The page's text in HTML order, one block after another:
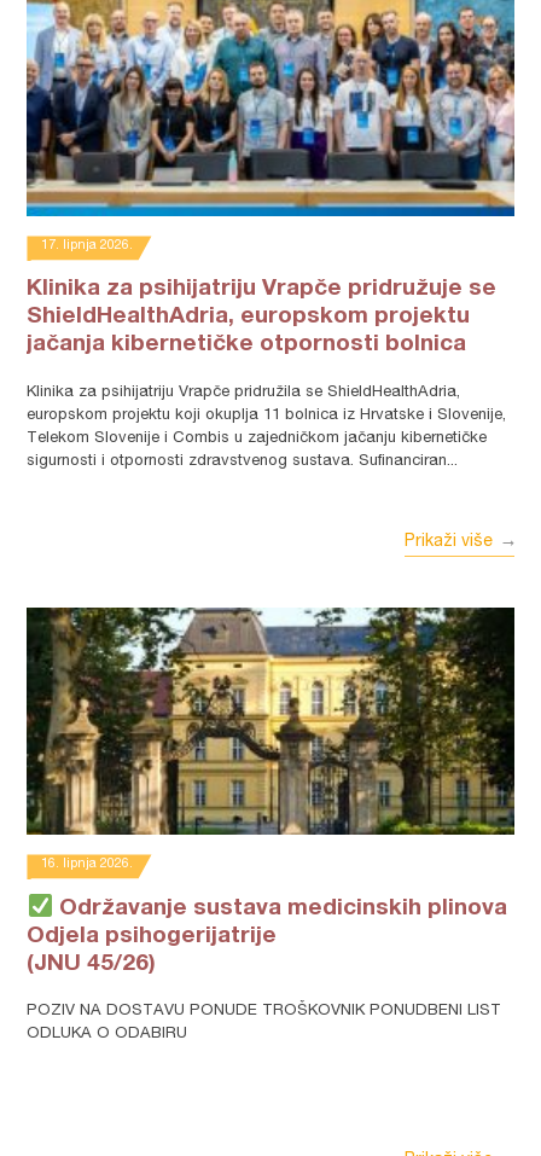
17. lipnja 2026.
Klinika za psihijatriju Vrapče pridružuje se
ShieldHealthAdria, europskom projektu
jačanja kibernetičke otpornosti bolnica
Klinika za psihijatriju Vrapče pridružila se ShieldHealthAdria,
europskom projektu koji okuplja 11 bolnica iz Hrvatske i Slovenije,
Telekom Slovenije i Combis u zajedničkom jačanju kibernetičke
sigurnosti i otpornosti zdravstvenog sustava. Sufinanciran...
Prikaži više
16. lipnja 2026.
Održavanje sustava medicinskih plinova
Odjela psihogerijatrije
(JNU 45/26)
POZIV NA DOSTAVU PONUDE TROŠKOVNIK PONUDBENI LIST
ODLUKA O ODABIRU